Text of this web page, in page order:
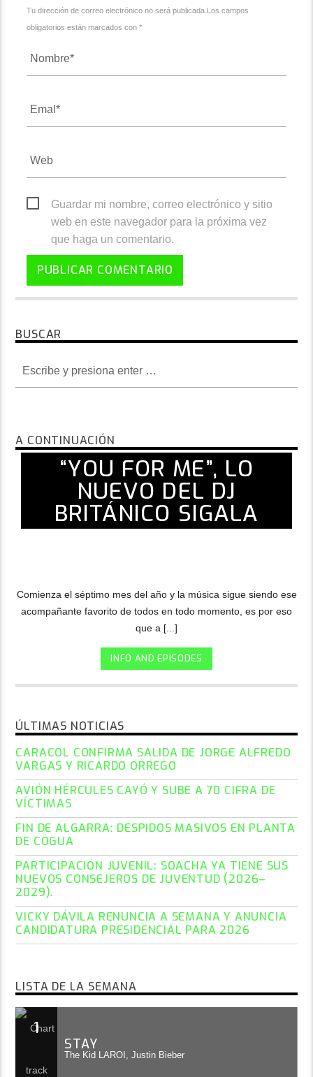
Tu dirección de correo electrónico no será publicada.Los campos
obligatorios están marcados con *
Guardar mi nombre, correo electrónico y sitio
web en este navegador para la próxima vez
que haga un comentario.
BUSCAR
A CONTINUACIÓN
“YOU FOR ME”, LO
NUEVO DEL DJ
BRITÁNICO SIGALA
Comienza el séptimo mes del año y la música sigue siendo ese
acompañante favorito de todos en todo momento, es por eso
que a [...]
INFO AND EPISODES
ÚLTIMAS NOTICIAS
CARACOL CONFIRMA SALIDA DE JORGE ALFREDO
VARGAS Y RICARDO ORREGO
AVIÓN HÉRCULES CAYÓ Y SUBE A 70 CIFRA DE
VÍCTIMAS
FIN DE ALGARRA: DESPIDOS MASIVOS EN PLANTA
DE COGUA
PARTICIPACIÓN JUVENIL: SOACHA YA TIENE SUS
NUEVOS CONSEJEROS DE JUVENTUD (2026–
2029).
VICKY DÁVILA RENUNCIA A SEMANA Y ANUNCIA
CANDIDATURA PRESIDENCIAL PARA 2026
LISTA DE LA SEMANA
1
STAY
The Kid LAROI, Justin Bieber